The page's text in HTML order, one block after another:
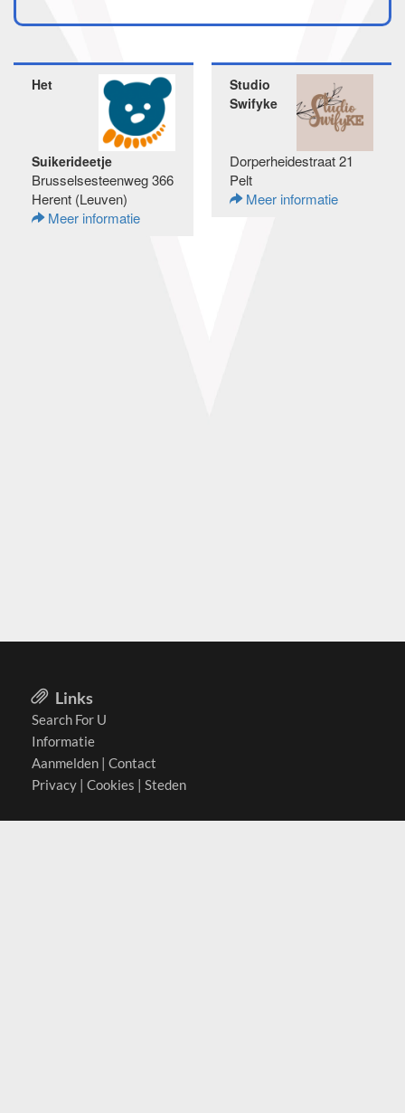
Het
Suikerideetje
Brusselsesteenweg 366
Herent (Leuven)
Meer informatie
Studio
Swifyke
Dorperheidestraat 21
Pelt
Meer informatie
Links
Search For U
Informatie
Aanmelden | Contact
Privacy | Cookies | Steden